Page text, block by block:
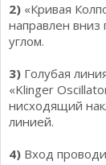
2) «Кривая
направлен
углом.
3) Голубая
«Klinger
нисходящий
линией.
4) Вход